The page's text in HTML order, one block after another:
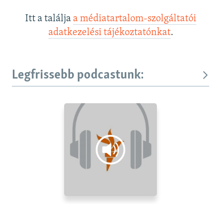
Itt a találja a médiatartalom-szolgáltatói
adatkezelési tájékoztatónkat.
Legfrissebb podcastunk: